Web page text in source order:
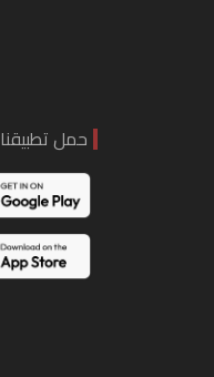
حمل تطبيقنا